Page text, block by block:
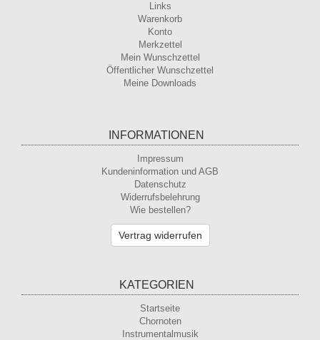
Links
Warenkorb
Konto
Merkzettel
Mein Wunschzettel
Öffentlicher Wunschzettel
Meine Downloads
INFORMATIONEN
Impressum
Kundeninformation und AGB
Datenschutz
Widerrufsbelehrung
Wie bestellen?
Vertrag widerrufen
KATEGORIEN
Startseite
Chornoten
Instrumentalmusik